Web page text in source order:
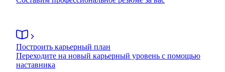
Построить карьерный план
Переходите на новый карьерный уровень с помощью
наставника